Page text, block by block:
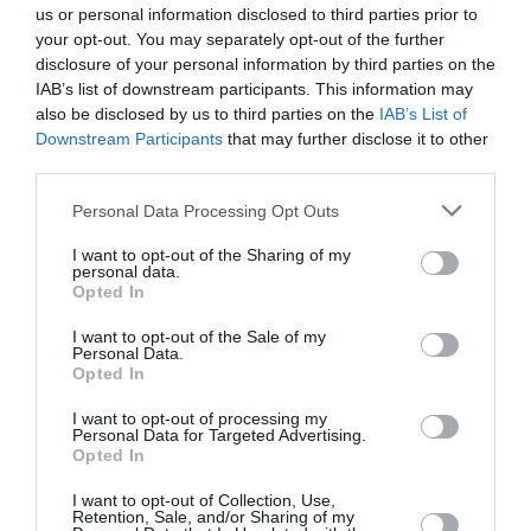
us or personal information disclosed to third parties prior to
your opt-out. You may separately opt-out of the further
disclosure of your personal information by third parties on the
IAB’s list of downstream participants. This information may
also be disclosed by us to third parties on the IAB’s List of
Downstream Participants that may further disclose it to other
Personal Data Processing Opt Outs
I want to opt-out of the Sharing of my
personal data.
Opted In
I want to opt-out of the Sale of my
Personal Data.
Opted In
I want to opt-out of processing my
Personal Data for Targeted Advertising.
Opted In
I want to opt-out of Collection, Use,
Retention, Sale, and/or Sharing of my
Κάθε βδομάδα στο e-mail σας τα τελευταία νέα για
την Τέχνη και τον Πολιτισμό!
Σχετικά Άρθρα